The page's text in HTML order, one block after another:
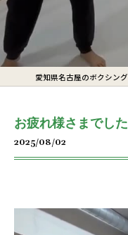
お疲れ様さまでし
2025/08/02